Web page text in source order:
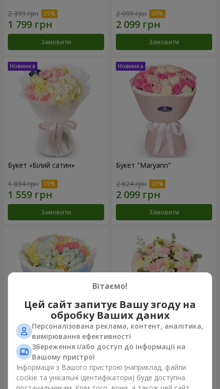
2 399 грн
Замовити
2 999 грн
Замовити
Букет «Білий сатин»
1 834 грн
Замовити
Букет "Maryann"
2 624 грн
Замовити
Букет "Небесна блакить"
5 014 грн
Замовити
Букет "Secret"
Замовити
Вітаємо!
Цей сайт запитує Вашу згоду на
обробку Ваших даних
Персоналізована реклама, контент, аналітика,
вимірювання ефективності
Збереження і/або доступ до інформації на
Вашому пристрої
Інформація з Вашого пристрою (наприклад, файли
cookie та унікальні ідентифікатори) буде доступна